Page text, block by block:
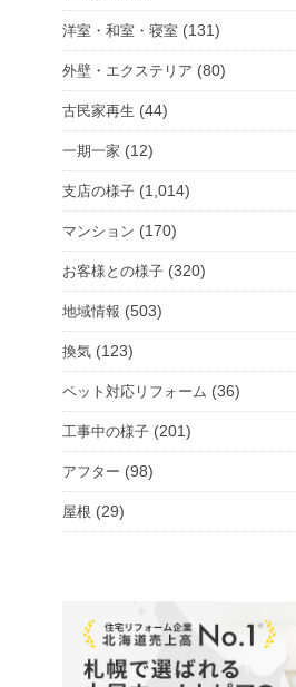
洋室・和室・寝室 (131)
外壁・エクステリア (80)
古民家再生 (44)
一期一家 (12)
支店の様子 (1,014)
マンション (170)
お客様との様子 (320)
地域情報 (503)
換気 (123)
ペット対応リフォーム (36)
工事中の様子 (201)
アフター (98)
屋根 (29)